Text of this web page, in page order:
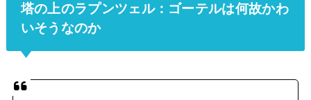
塔の上のラプンツェル：ゴーテルは何故かわ
いそうなのか